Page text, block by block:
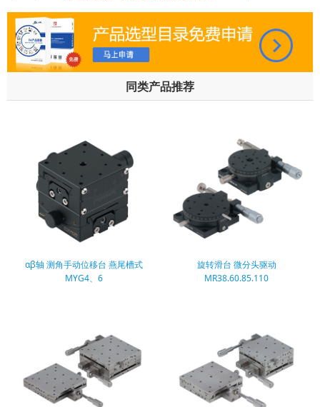
同类产品推荐
αβ轴 测角手动位移台 燕尾槽式
MYG4、6
旋转滑台 微分头驱动
MR38.60.85.110